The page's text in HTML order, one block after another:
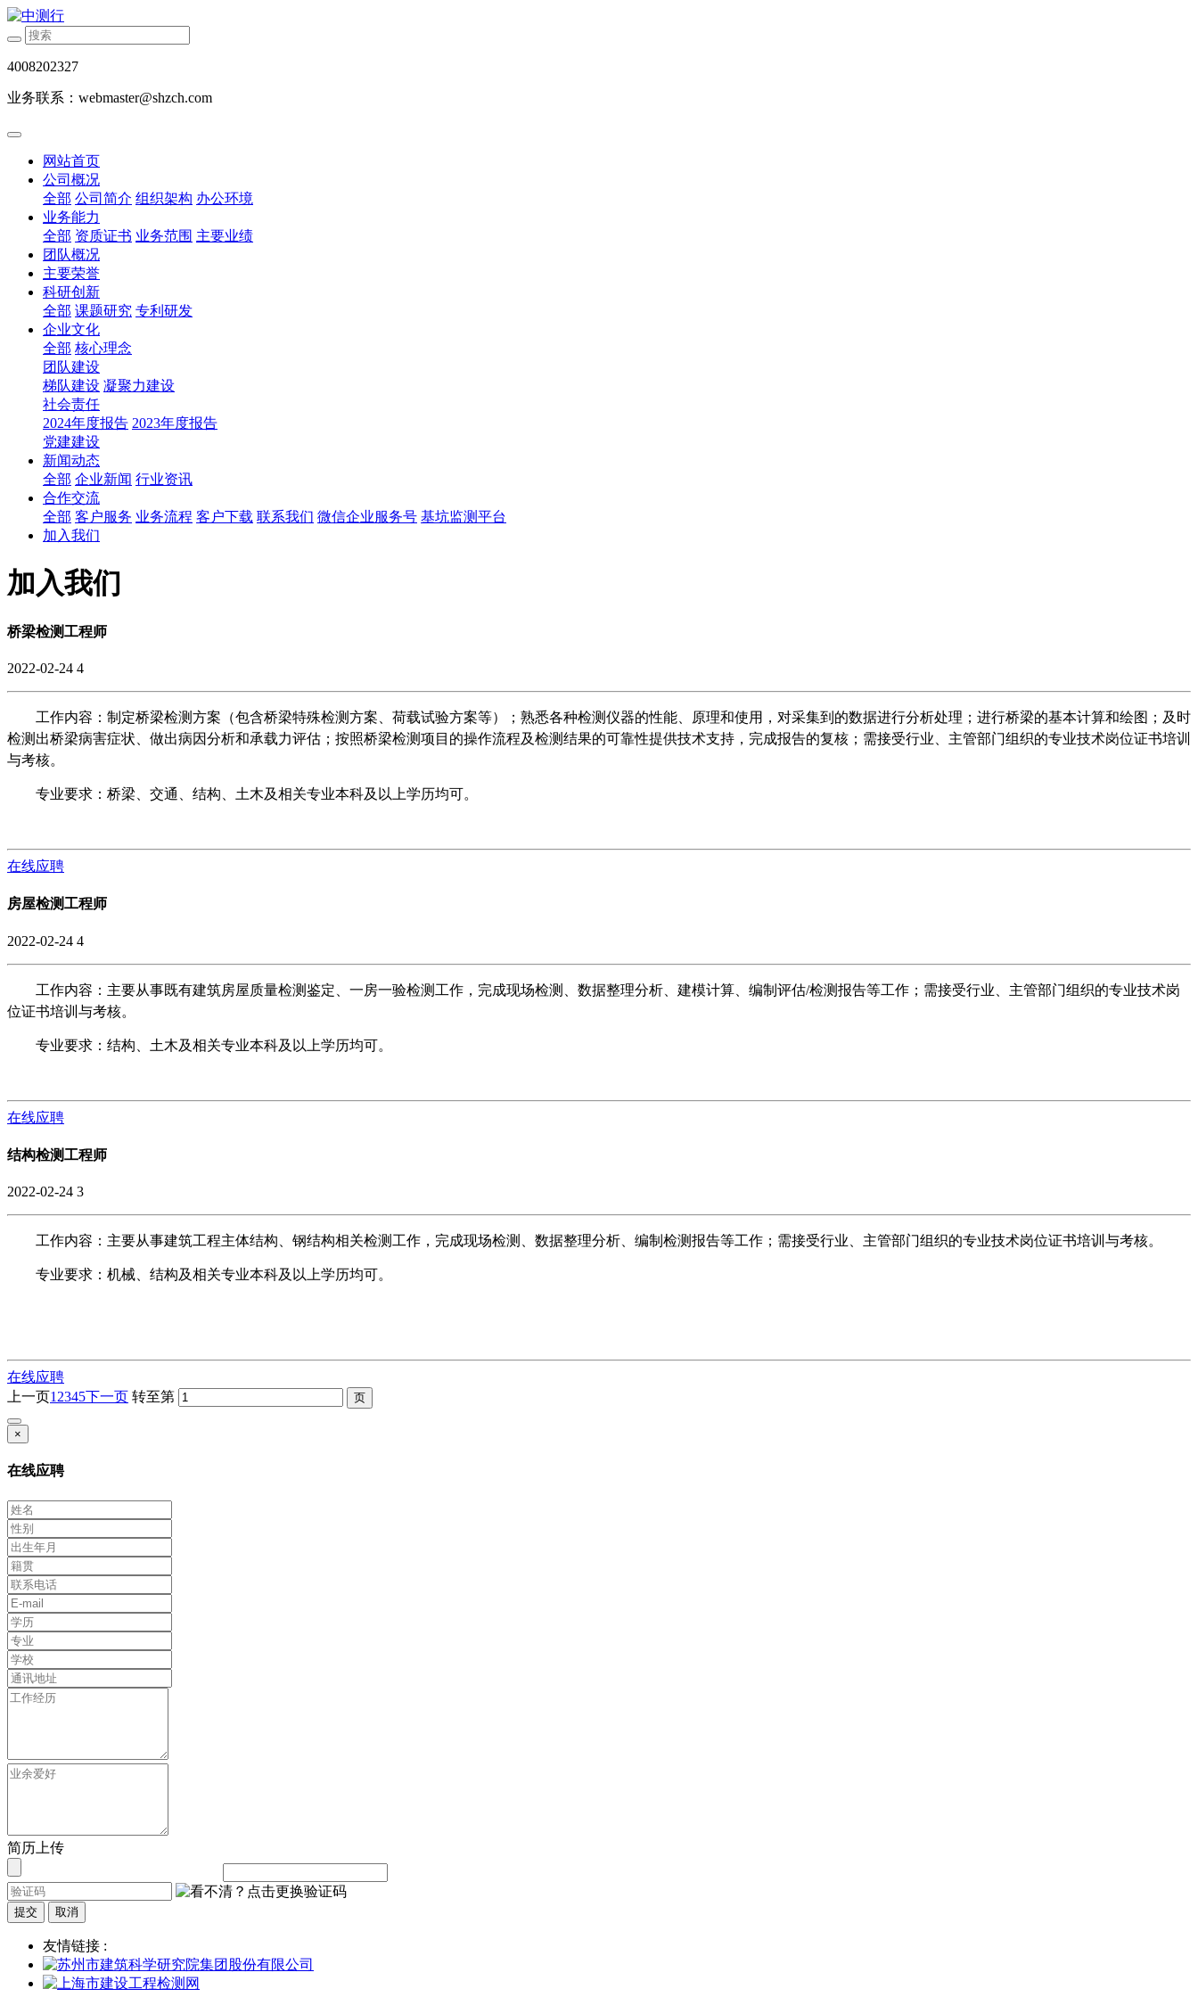
4008202327
业务联系：webmaster@shzch.com
网站首页
公司概况
全部 公司简介 组织架构 办公环境
业务能力
全部 资质证书 业务范围 主要业绩
团队概况
主要荣誉
科研创新
全部 课题研究 专利研发
企业文化
全部 核心理念
团队建设
梯队建设 凝聚力建设
社会责任
2024年度报告 2023年度报告
党建建设
新闻动态
全部 企业新闻 行业资讯
合作交流
全部 客户服务 业务流程 客户下载 联系我们 微信企业服务号 基坑监测平台
加入我们
加入我们
桥梁检测工程师
2022-02-24 4
工作内容：制定桥梁检测方案（包含桥梁特殊检测方案、荷载试验方案等）；熟悉各种检测仪器的性能、原理和使用，对采集到的数据进行分析处理；进行桥梁的基本计算和绘图；及时
检测出桥梁病害症状、做出病因分析和承载力评估；按照桥梁检测项目的操作流程及检测结果的可靠性提供技术支持，完成报告的复核；需接受行业、主管部门组织的专业技术岗位证书培训
与考核。
专业要求：桥梁、交通、结构、土木及相关专业本科及以上学历均可。
在线应聘
房屋检测工程师
2022-02-24 4
工作内容：主要从事既有建筑房屋质量检测鉴定、一房一验检测工作，完成现场检测、数据整理分析、建模计算、编制评估/检测报告等工作；需接受行业、主管部门组织的专业技术岗
位证书培训与考核。
专业要求：结构、土木及相关专业本科及以上学历均可。
在线应聘
结构检测工程师
2022-02-24 3
工作内容：主要从事建筑工程主体结构、钢结构相关检测工作，完成现场检测、数据整理分析、编制检测报告等工作；需接受行业、主管部门组织的专业技术岗位证书培训与考核。
专业要求：机械、结构及相关专业本科及以上学历均可。
在线应聘
上一页1 2345下一页 转至第
×
在线应聘
简历上传
提交 取消
友情链接 :